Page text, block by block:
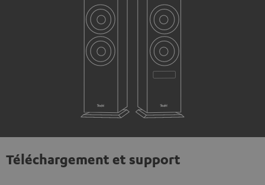
Téléchargement et support